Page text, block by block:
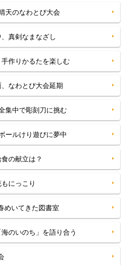
天のなわとび大会
真剣なまなざし
作りかるたを楽しむ
なわとび大会延期
集中で彫刻刀に挑む
ールけり遊びに夢中
の献立は？
にっこり
めいてきた図書室
のいのち」を語り合う